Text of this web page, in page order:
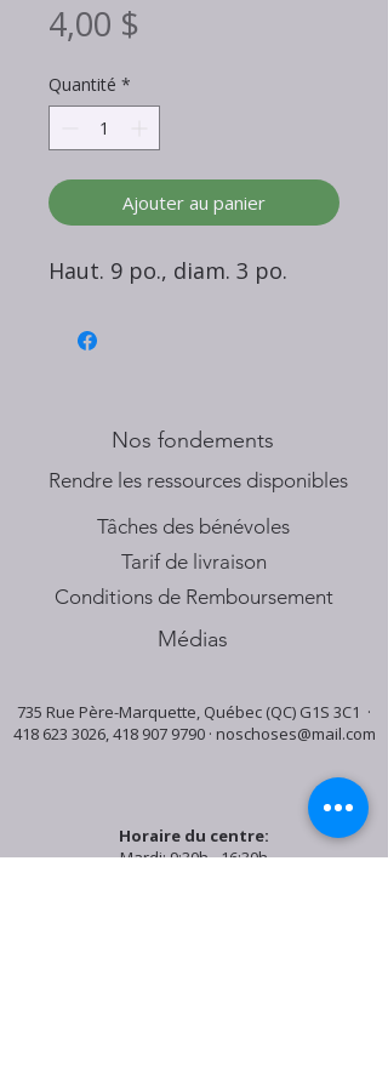
4,00 $
Quantité *
Ajouter au panier
Haut. 9 po., diam. 3 po.
Nos fondements
​Rendre les ressources disponibles
Tâches des bénévoles
Tarif de livraison
Conditions de Remboursement
Médias
735 Rue Père-Marquette, Québec (QC) G1S 3C1 ·
418 623 3026,418 907 9790· noschoses@mail.com
Horaire du centre:
Mardi: 9:30h - 16:30h